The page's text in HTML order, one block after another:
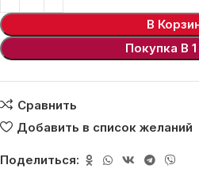
В
Покупка В
Сравнить
Добавить в список желаний
Поделиться: